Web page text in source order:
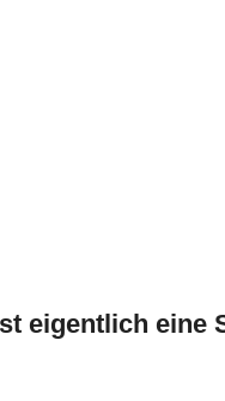
eigentlich eine